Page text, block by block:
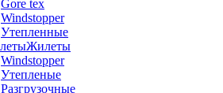
Gore tex
Windstopper
Утепленные
Жилеты
Windstopper
Утепленые
Разгрузочные